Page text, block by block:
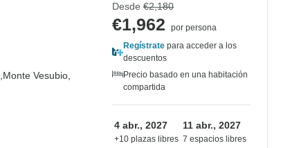
Monte Vesubio,
Desde €2,180
€1,962
por persona
Regístrate para acceder a los
descuentos
Precio basado en una habitación
compartida
4 abr., 2027
+10 plazas libres
11 abr., 2027
7 espacios libres